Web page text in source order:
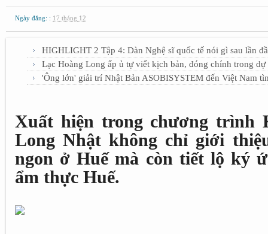
Ngày đăng: : 17 tháng 12
HIGHLIGHT 2 Tập 4: Dàn Nghệ sĩ quốc tế nói gì sau lần
Lạc Hoàng Long ấp ủ tự viết kịch bản, đóng chính trong dự
'Ông lớn' giải trí Nhật Bản ASOBISYSTEM đến Việt Nam
Xuất hiện trong chương trình
Long Nhật không chỉ giới
ngon ở Huế mà còn tiết lộ ký
ẩm thực Huế.